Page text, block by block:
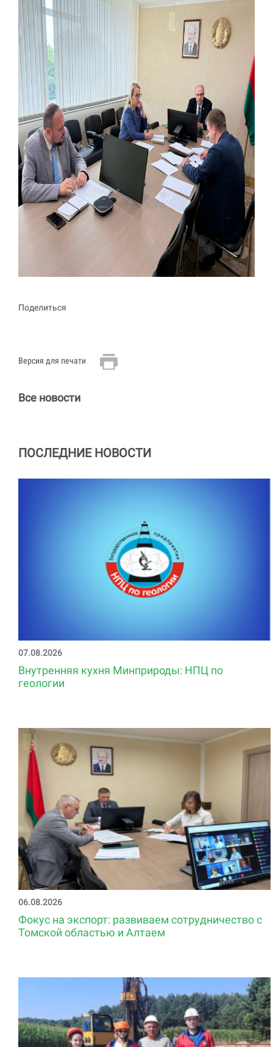
Поделиться
Версия для печати
Все новости
ПОСЛЕДНИЕ НОВОСТИ
07.08.2026
Внутренняя кухня Минприроды: НПЦ по
геологии
06.08.2026
Фокус на экспорт: развиваем сотрудничество с
Томской областью и Алтаем